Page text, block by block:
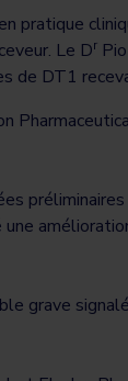
pratique
Le Dr
DT1
grave